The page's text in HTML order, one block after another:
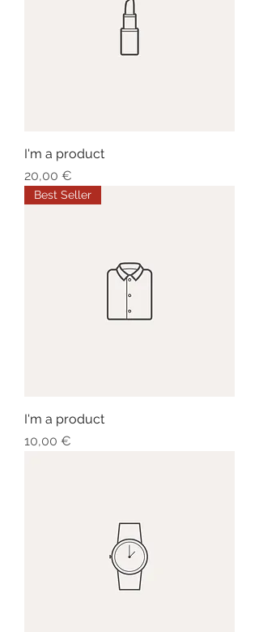
I'm a product
Prezzo
20,00 €
Best Seller
I'm a product
Prezzo
10,00 €